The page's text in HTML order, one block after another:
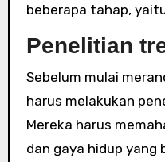
beberapa tahap,
Penelitian
Sebelum mulai
harus melakukan
Mereka harus
dan gaya hidup yang